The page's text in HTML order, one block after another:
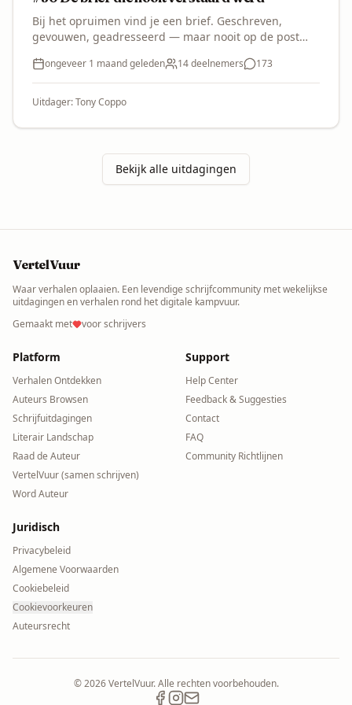
Bij het opruimen vind je een brief. Geschreven,
gevouwen, geadresseerd — maar nooit op de post
hem? Aan wie? En waarom is hij blijven liggen? Schrijf
het verhaal rond die brief. Misschien lees je mee over
de schouder van wie hem ooit schreef, misschien volg
doen.
ongeveer 1 maand geleden 14deelnemers 173
Uitdager:Tony Coppo
Bekijk alle uitdagingen
VertelVuur
Waar verhalen oplaaien. Een levendige schrijfcommunity met wekelijkse
uitdagingen en verhalen rond het digitale kampvuur.
Gemaakt met
voor schrijvers
Platform
Verhalen Ontdekken
Auteurs Browsen
Schrijfuitdagingen
Literair Landschap
Raad de Auteur
VertelVuur (samen schrijven)
Word Auteur
Support
Help Center
Feedback & Suggesties
Contact
FAQ
Community Richtlijnen
Juridisch
Privacybeleid
Algemene Voorwaarden
Cookiebeleid
Cookievoorkeuren
Auteursrecht
©2026VertelVuur. Alle rechten voorbehouden.